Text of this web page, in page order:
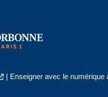
| Enseigner avec le numérique